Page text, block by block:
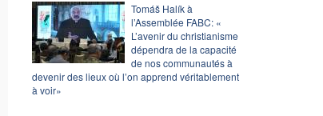
Tomáš Halík à
l’Assemblée FABC: «
L’avenir du christianisme
dépendra de la capacité
de nos communautés à
devenir des lieux où l’on apprend véritablement
à voir»